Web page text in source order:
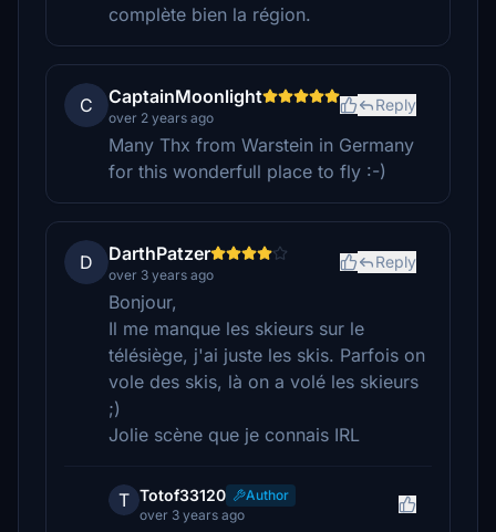
complète bien la région.
C CaptainMoonlight
over 2 years ago
Reply
Many Thx from Warstein in Germany
for this wonderfull place to fly :-)
D DarthPatzer
over 3 years ago
Reply
Bonjour,
Il me manque les skieurs sur le
télésiège, j'ai juste les skis. Parfois on
vole des skis, là on a volé les skieurs
;)
Jolie scène que je connais IRL
T Totof33120
Author
over 3 years ago